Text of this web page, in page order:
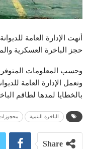
أنهت الإدارة العامة
حجز الباخرة العسكرية
وتعمل الإدارة العامة
بالخطايا لمدها لطاقم
الباخرة البنمية
Share